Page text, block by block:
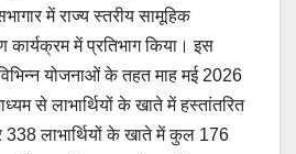
में राज्य स्तरीय सामूहिक
में प्रतिभाग किया। इस
योजनाओं के तहत माह मई 2026
से लाभार्थियों के खाते में हस्तांतरित
लाभार्थियों के खाते में कुल 176